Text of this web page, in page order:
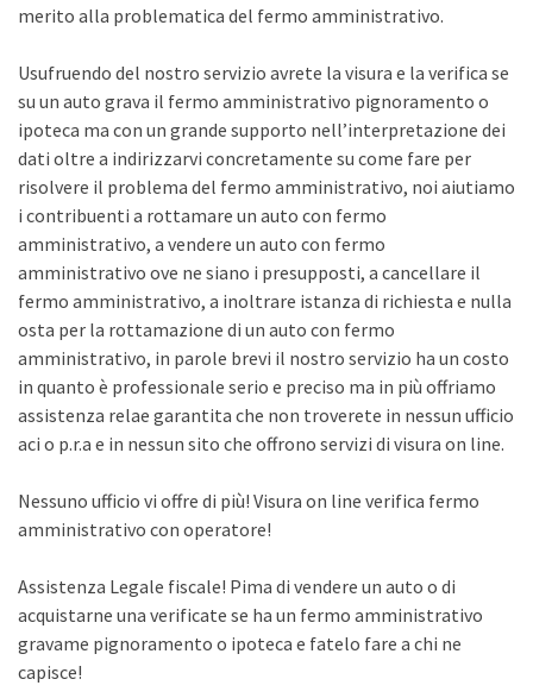
merito alla problematica del fermo amministrativo.
Usufruendo del nostro servizio avrete la visura e la verifica se
su un auto grava il fermo amministrativo pignoramento o
ipoteca ma con un grande supporto nell’interpretazione dei
dati oltre a indirizzarvi concretamente su come fare per
risolvere il problema del fermo amministrativo, noi aiutiamo
i contribuenti a rottamare un auto con fermo
amministrativo, a vendere un auto con fermo
amministrativo ove ne siano i presupposti, a cancellare il
fermo amministrativo, a inoltrare istanza di richiesta e nulla
osta per la rottamazione di un auto con fermo
amministrativo, in parole brevi il nostro servizio ha un costo
in quanto è professionale serio e preciso ma in più offriamo
assistenza relae garantita che non troverete in nessun ufficio
aci o p.r.a e in nessun sito che offrono servizi di visura on line.
Nessuno ufficio vi offre di più! Visura on line verifica fermo
amministrativo con operatore!
Assistenza Legale fiscale! Pima di vendere un auto o di
acquistarne una verificate se ha un fermo amministrativo
gravame pignoramento o ipoteca e fatelo fare a chi ne
capisce!